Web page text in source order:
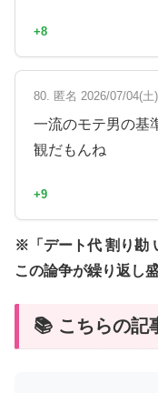
+8
80. 匿名 2026/07/04(土
一流のモテ男の基
観だもんね
+9
※「デート代 割り勘
この論争が繰り返し
📚 こちらの記